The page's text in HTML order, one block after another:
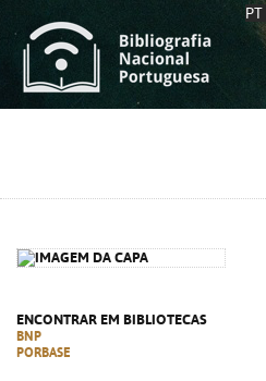
PT
ENCONTRAR EM BIBLIOTECAS
BNP
PORBASE